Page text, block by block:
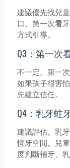
建議優先找兒
口、第一次看
方式引導。
Q3：第一次
不一定。第一
如果孩子很害
先建立信任。
Q4：乳牙蛀
建議評估。乳
恆牙空間。兒
度判斷補牙、